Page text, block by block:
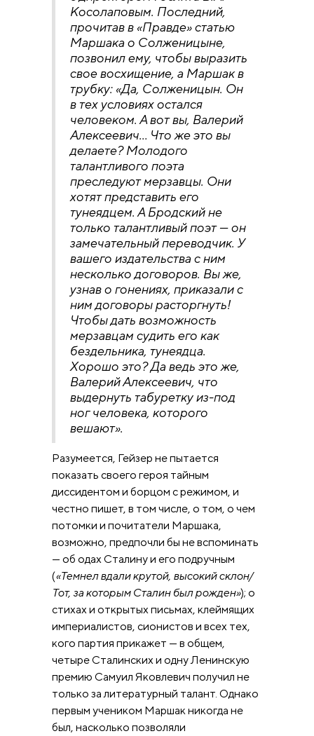
Косолаповым. Последний,
прочитав в «Правде» статью
Маршака о Солженицыне,
позвонил ему, чтобы выразить
свое восхищение, а Маршак в
трубку: «Да, Солженицын. Он
в тех условиях остался
человеком. А вот вы, Валерий
Алексеевич… Что же это вы
делаете? Молодого
талантливого поэта
преследуют мерзавцы. Они
хотят представить его
тунеядцем. А Бродский не
только талантливый поэт — он
замечательный переводчик. У
вашего издательства с ним
несколько договоров. Вы же,
узнав о гонениях, приказали с
ним договоры расторгнуть!
Чтобы дать возможность
мерзавцам судить его как
бездельника, тунеядца.
Хорошо это? Да ведь это же,
Валерий Алексеевич, что
выдернуть табуретку из-под
ног человека, которого
вешают».
Разумеется, Гейзер не пытается
показать своего героя тайным
диссидентом и борцом с режимом, и
честно пишет, в том числе, о том, о чем
потомки и почитатели Маршака,
возможно, предпочли бы не вспоминать
— об одах Сталину и его подручным
(«Темнел вдали крутой, высокий склон/
Тот, за которым Сталин был рожден»); о
стихах и открытых письмах, клеймящих
империалистов, сионистов и всех тех,
кого партия прикажет — в общем,
четыре Сталинских и одну Ленинскую
премию Самуил Яковлевич получил не
только за литературный талант. Однако
первым учеником Маршак никогда не
был, насколько позволяли